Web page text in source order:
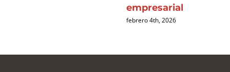
empresarial
febrero 4th, 2026